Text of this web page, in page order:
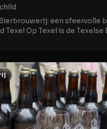
een sfeervolle
Texel Op Texel is de